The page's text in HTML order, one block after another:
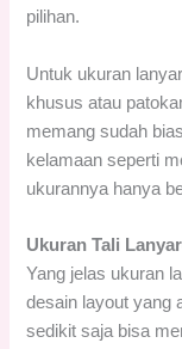
pilihan.
Untuk ukuran
khusus atau
memang sudah
kelamaan seperti
ukurannya hanya
Ukuran Tali
Yang jelas ukuran
desain layout yang
sedikit saja bisa